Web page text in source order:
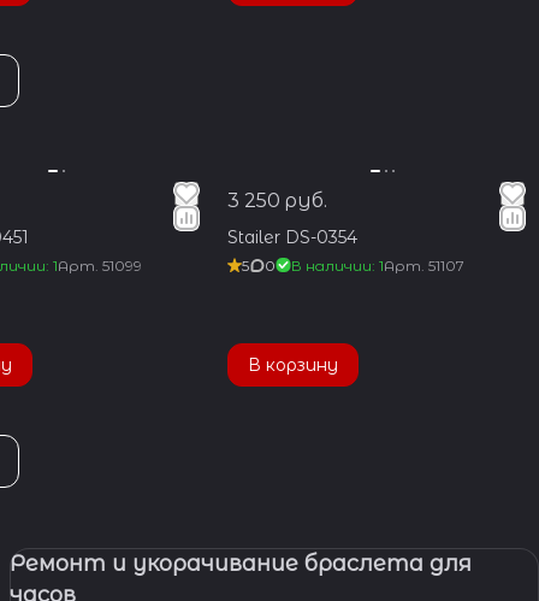
1Арт. 51099
3 250 руб.
Stailer DS-0354
5 0 В наличии: 1Арт. 51107
В корзину
Ремонт и укорачивание браслета для
часов